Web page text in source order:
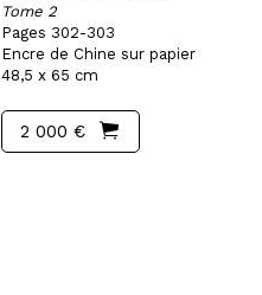
Tome 2
Pages 302-303
Encre de Chine sur papier
48,5 x 65 cm
2 000 €